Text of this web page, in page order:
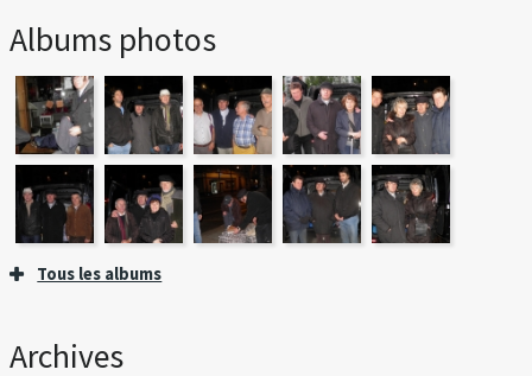
Albums photos
Tous les albums
Archives